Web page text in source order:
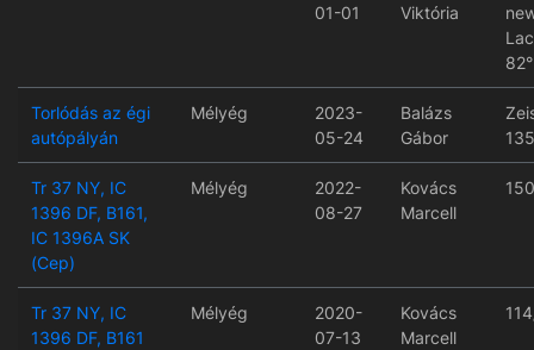
01-01
Viktória
82°
Torlódás az égi
autópályán
Mélyég
2023-
05-24
Balázs
Gábor
Tr 37 NY, IC
1396 DF, B161,
IC 1396A SK
(Cep)
Mélyég
2022-
08-27
Kovács
Marcell
Tr 37 NY, IC
1396 DF, B161
Mélyég
2020-
07-13
Kovács
Marcell